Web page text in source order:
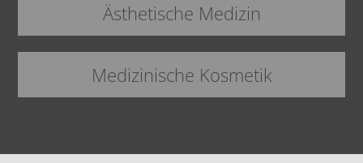
Ästhetische Medizin
Medizinische Kosmetik